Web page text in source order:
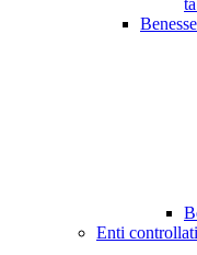
Enti controllati